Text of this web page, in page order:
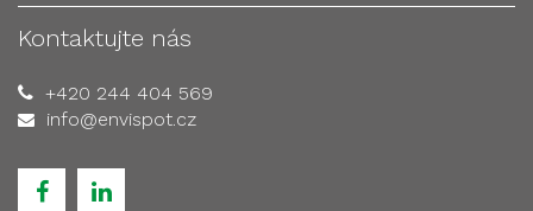
Kontaktujte nás
+420 244 404 569
info@envispot.cz